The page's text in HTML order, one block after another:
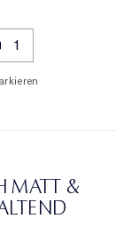
1
MATT &